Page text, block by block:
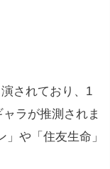
されており、1
ラが推測されま
や「住友生命」